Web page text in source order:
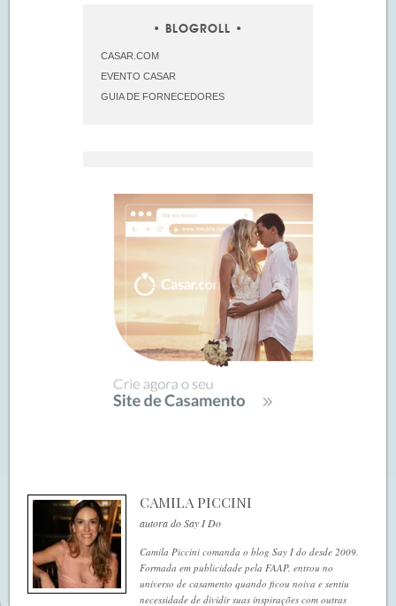
BLOGROLL
CASAR.COM
EVENTO CASAR
GUIA DE FORNECEDORES
CAMILA PICCINI
autora do Say I Do
Camila Piccini comanda o blog Say I do desde 2009.
Formada em publicidade pela FAAP, entrou no
universo de casamento quando ficou noiva e sentiu
necessidade de dividir suas inspirações com outras